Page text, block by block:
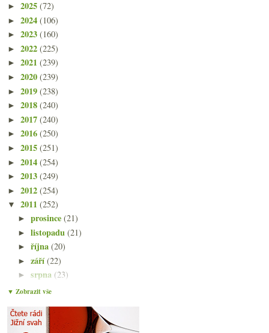
► 2025 (72)
► 2024 (106)
► 2023 (160)
► 2022 (225)
► 2021 (239)
► 2020 (239)
► 2019 (238)
► 2018 (240)
► 2017 (240)
► 2016 (250)
► 2015 (251)
► 2014 (254)
► 2013 (249)
► 2012 (254)
▼ 2011 (252)
►prosince(21)
►listopadu(21)
►října(20)
►září(22)
►srpna (23)
►července
►května
▼ Zobrazit vše